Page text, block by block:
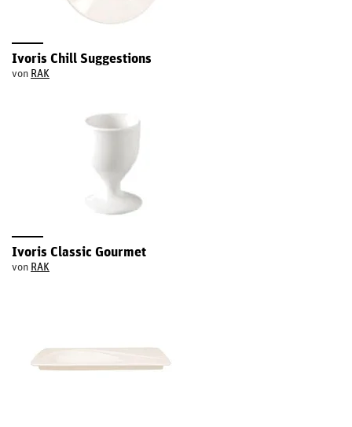
Ivoris Chill Suggestions
von RAK
Ivoris Classic Gourmet
von RAK